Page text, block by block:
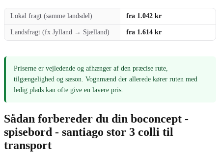
Lokal fragt (samme landsdel) fra 1.042 kr
Landsfragt (fx Jylland → Sjælland) fra 1.614 kr
Priserne er vejledende og afhænger af den præcise rute,
tilgængelighed og sæson. Vognmænd der allerede kører ruten med
ledig plads kan ofte give en lavere pris.
Sådan forbereder du din boconcept -
spisebord - santiago stor 3 colli til
transport